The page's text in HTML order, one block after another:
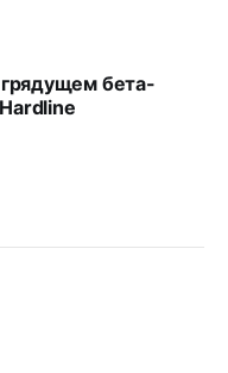
бета-